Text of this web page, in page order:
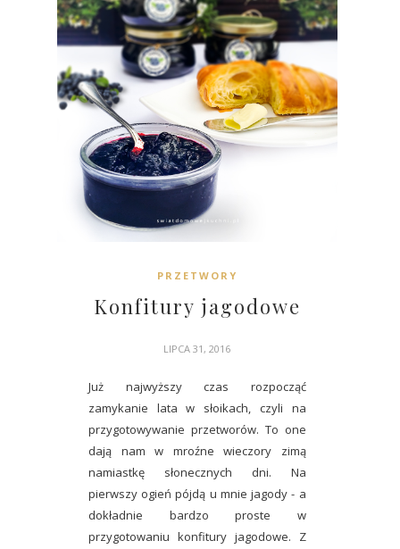
PRZETWORY
Konfitury jagodowe
LIPCA 31, 2016
Już najwyższy czas rozpocząć
zamykanie lata w słoikach, czyli na
przygotowywanie przetworów. To one
dają nam w mroźne wieczory zimą
namiastkę słonecznych dni. Na
pierwszy ogień pójdą u mnie jagody - a
dokładnie bardzo proste w
przygotowaniu konfitury jagodowe. Z